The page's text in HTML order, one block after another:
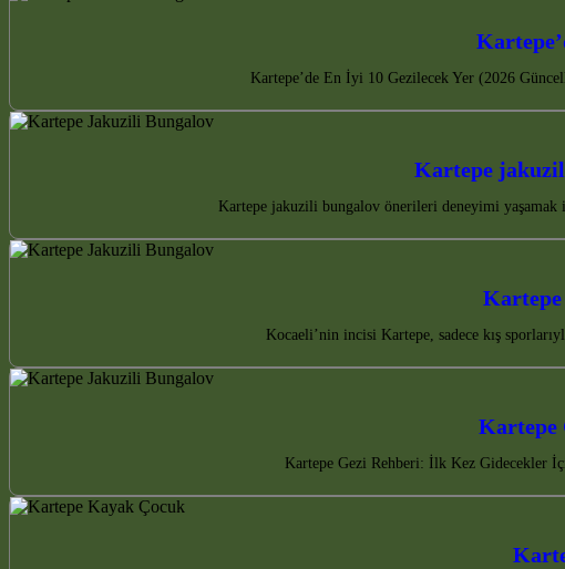
Kartepe’de En İyi 10 Gezilecek Yer (2026
Kartepe
Kartepe jakuzili bungalov önerileri deneyimi yaşamak
Kocaeli’nin incisi Kartepe, sadece kış
Kartepe
Kartepe Gezi Rehberi: İlk Kez Gidecekler